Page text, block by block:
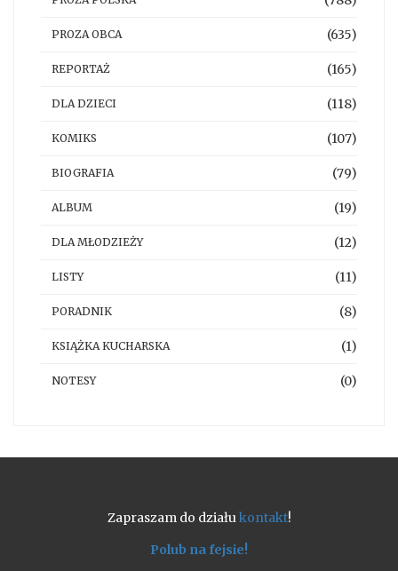
PROZA OBCA (635)
REPORTAŻ (165)
DLA DZIECI (118)
KOMIKS (107)
BIOGRAFIA (79)
ALBUM (19)
DLA MŁODZIEŻY (12)
LISTY (11)
PORADNIK (8)
KSIĄŻKA KUCHARSKA (1)
NOTESY (0)
Zapraszam do działukontakt!
Polub na fejsie!